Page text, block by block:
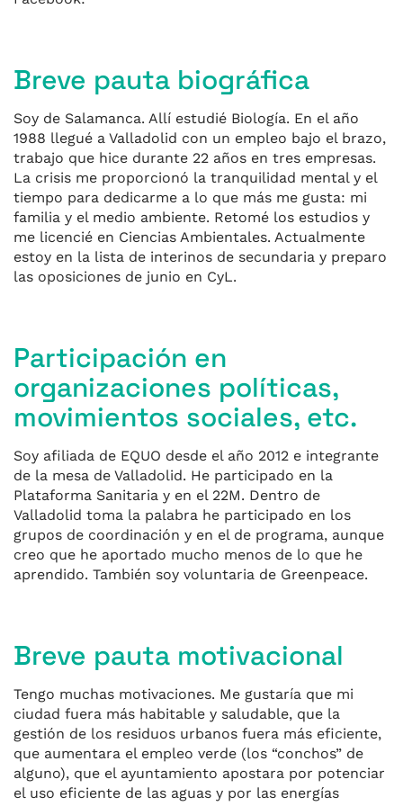
Breve pauta biográfica
Soy de Salamanca. Allí estudié Biología. En el año
1988 llegué a Valladolid con un empleo bajo el brazo,
trabajo que hice durante 22 años en tres empresas.
La crisis me proporcionó la tranquilidad mental y el
tiempo para dedicarme a lo que más me gusta: mi
familia y el medio ambiente. Retomé los estudios y
me licencié en Ciencias Ambientales. Actualmente
estoy en la lista de interinos de secundaria y preparo
las oposiciones de junio en CyL.
Participación en
organizaciones políticas,
movimientos sociales, etc.
Soy afiliada de EQUO desde el año 2012 e integrante
de la mesa de Valladolid. He participado en la
Plataforma Sanitaria y en el 22M. Dentro de
Valladolid toma la palabra he participado en los
grupos de coordinación y en el de programa, aunque
creo que he aportado mucho menos de lo que he
aprendido. También soy voluntaria de Greenpeace.
Breve pauta motivacional
Tengo muchas motivaciones. Me gustaría que mi
ciudad fuera más habitable y saludable, que la
gestión de los residuos urbanos fuera más eficiente,
que aumentara el empleo verde (los “conchos” de
alguno), que el ayuntamiento apostara por potenciar
el uso eficiente de las aguas y por las energías